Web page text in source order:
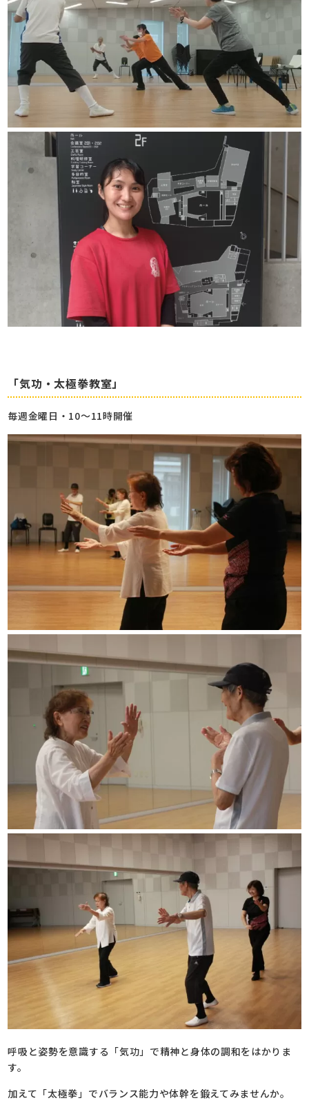
「気功・太極拳教室」
毎週金曜日・10～11時開催
呼吸と姿勢を意識する「気功」で精神と身体の調和をはかりま
す。
加えて「太極拳」でバランス能力や体幹を鍛えてみませんか。